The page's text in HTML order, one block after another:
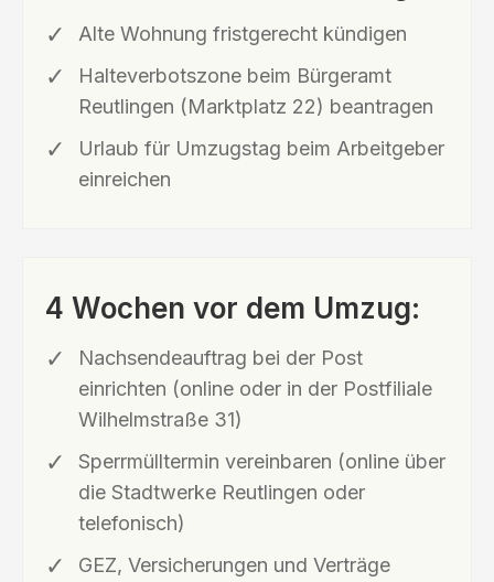
Alte Wohnung fristgerecht kündigen
Halteverbotszone beim Bürgeramt
Reutlingen (Marktplatz 22) beantragen
Urlaub für Umzugstag beim Arbeitgeber
einreichen
4 Wochen vor dem Umzug:
Nachsendeauftrag bei der Post
einrichten (online oder in der Postfiliale
Wilhelmstraße 31)
Sperrmülltermin vereinbaren (online über
die Stadtwerke Reutlingen oder
telefonisch)
GEZ, Versicherungen und Verträge